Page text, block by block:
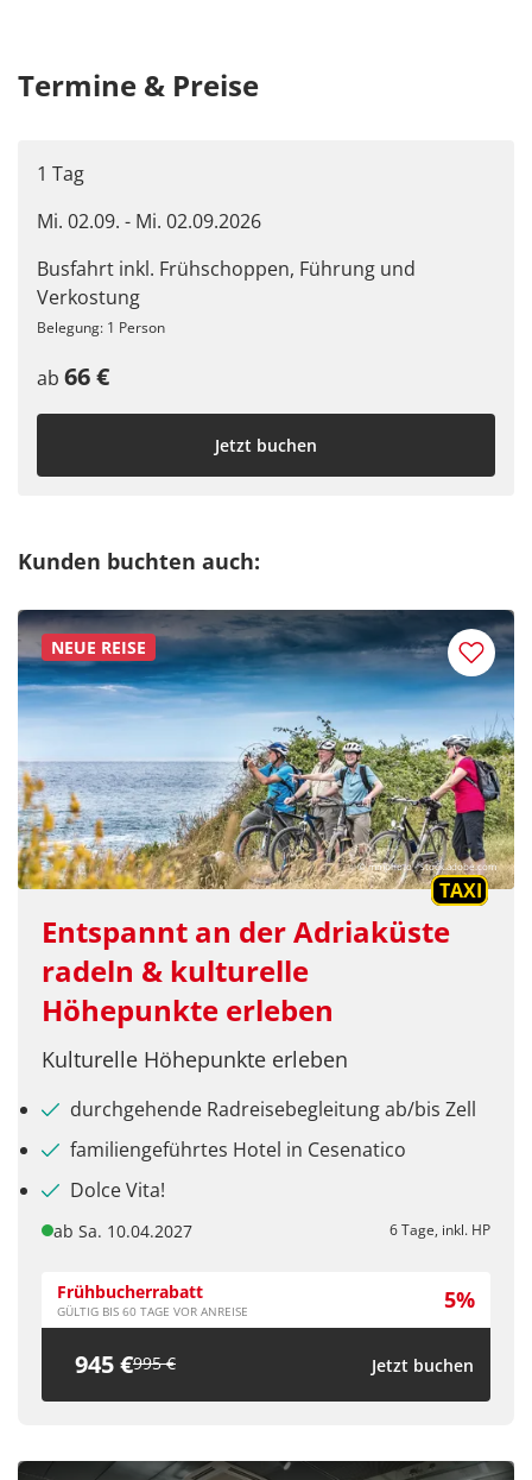
Teile diese Reise
Ganter
Termine & Preise
1 Tag
Mi. 02.09. - Mi. 02.09.2026
Busfahrt inkl. Frühschoppen, Führung und
Verkostung
Belegung: 1 Person
ab 66 €
Jetzt buchen
Kunden buchten auch:
NEUE REISE
© mmphoto - stock.adobe.com
TAXI
Entspannt an der Adriaküste
radeln & kulturelle
Höhepunkte erleben
Kulturelle Höhepunkte erleben
durchgehende Radreisebegleitung ab/bis Zell
familiengeführtes Hotel in Cesenatico
Dolce Vita!
ab Sa. 10.04.2027 6 Tage, inkl. HP
Frühbucherrabatt
GÜLTIG BIS 60 TAGE VOR ANREISE 5%
945 €995 € Jetzt buchen